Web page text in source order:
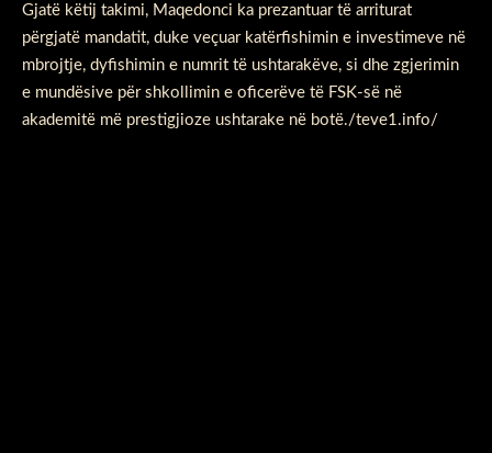
Gjatë këtij takimi, Maqedonci ka prezantuar të arriturat
përgjatë mandatit, duke veçuar katërfishimin e investimeve në
mbrojtje, dyfishimin e numrit të ushtarakëve, si dhe zgjerimin
e mundësive për shkollimin e oficerëve të FSK-së në
akademitë më prestigjioze ushtarake në botë./teve1.info/